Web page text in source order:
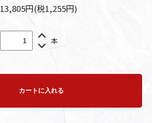
13,805円(税1,255円)
本
カートに入れる